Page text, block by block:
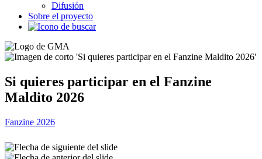
Difusión
Sobre el proyecto
Si quieres participar en el Fanzine
Maldito 2026
Fanzine 2026